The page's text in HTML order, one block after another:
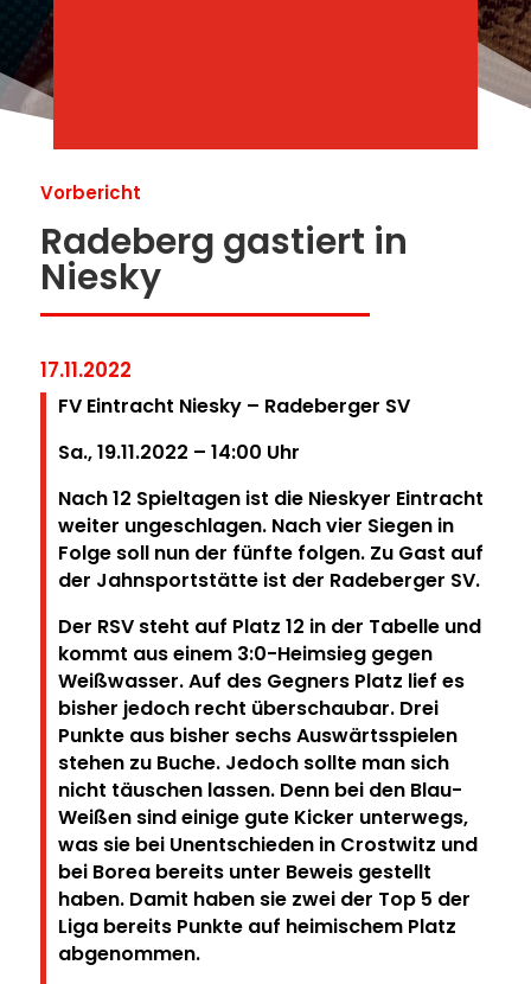
Vorbericht
Radeberg gastiert in
Niesky
17.11.2022
FV Eintracht Niesky – Radeberger SV
Sa., 19.11.2022 – 14:00 Uhr
Nach 12 Spieltagen ist die Nieskyer Eintracht
weiter ungeschlagen. Nach vier Siegen in
Folge soll nun der fünfte folgen. Zu Gast auf
der Jahnsportstätte ist der Radeberger SV.
Der RSV steht auf Platz 12 in der Tabelle und
kommt aus einem 3:0-Heimsieg gegen
Weißwasser. Auf des Gegners Platz lief es
bisher jedoch recht überschaubar. Drei
Punkte aus bisher sechs Auswärtsspielen
stehen zu Buche. Jedoch sollte man sich
nicht täuschen lassen. Denn bei den Blau-
Weißen sind einige gute Kicker unterwegs,
was sie bei Unentschieden in Crostwitz und
bei Borea bereits unter Beweis gestellt
haben. Damit haben sie zwei der Top 5 der
Liga bereits Punkte auf heimischem Platz
abgenommen.